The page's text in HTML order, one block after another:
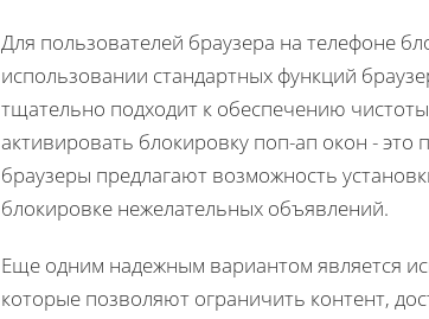
Для пользователей браузера на телефоне
использовании стандартных функций
тщательно подходит к обеспечению
активировать блокировку поп-ап окон -
браузеры предлагают возможность
блокировке нежелательных объявлений.
Еще одним надежным вариантом является
которые позволяют ограничить контент,